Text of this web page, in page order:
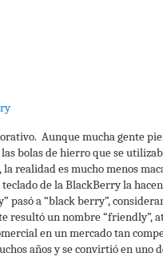
Aunque mucha gente
bolas de hierro que se
la realidad es mucho menos
de la BlackBerry la
pasó a “black berry”,
resultó un nombre “friendly”,
en un mercado tan
años y se convirtió en uno